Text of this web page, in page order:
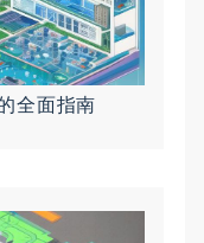
全面指南